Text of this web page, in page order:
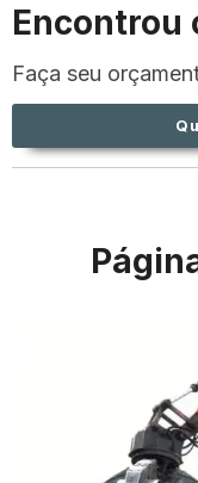
Encontrou
Faça seu